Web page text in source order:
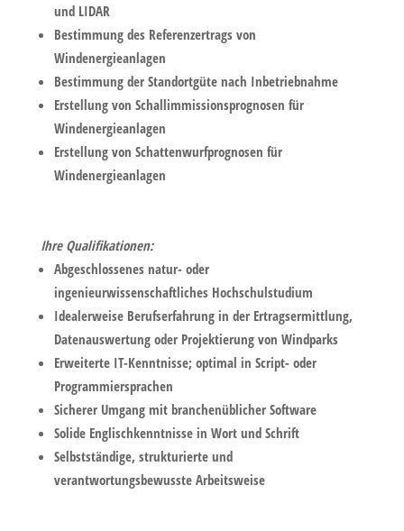
und LIDAR
Bestimmung des Referenzertrags von
Windenergieanlagen
Bestimmung der Standortgüte nach Inbetriebnahme
Erstellung von Schallimmissionsprognosen für
Windenergieanlagen
Erstellung von Schattenwurfprognosen für
Windenergieanlagen
Ihre Qualifikationen:
Abgeschlossenes natur- oder
ingenieurwissenschaftliches Hochschulstudium
Idealerweise Berufserfahrung in der Ertragsermittlung,
Daten­auswertung oder Projektierung von Windparks
Erweiterte IT-Kenntnisse; optimal in Script- oder
Programmiersprachen
Sicherer Umgang mit branchenüblicher Software
Solide Englischkenntnisse in Wort und Schrift
Selbstständige, strukturierte und
verantwortungsbewusste Arbeitsweise